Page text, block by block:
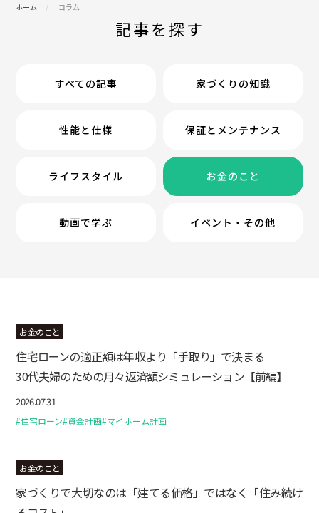
ホーム コラム
記事を探す
すべての記事 家づくりの知識
性能と仕様 保証とメンテナンス
ライフスタイル お金のこと
動画で学ぶ イベント・その他
お金のこと
住宅ローンの適正額は年収より「手取り」で決まる
30代夫婦のための月々返済額シミュレーション【前編】
2026.07.31
#住宅ローン#資金計画#マイホーム計画
お金のこと
家づくりで大切なのは「建てる価格」ではなく「住み続け